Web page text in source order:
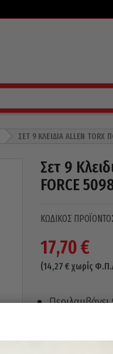
ΣΕΤ 9 ΚΛΕΙΔΙΆ ALLEN
Σετ 9
FORCE
ΚΩΔΙΚΌΣ
17,70€
(14,27 € χωρίς
Τ10Η –